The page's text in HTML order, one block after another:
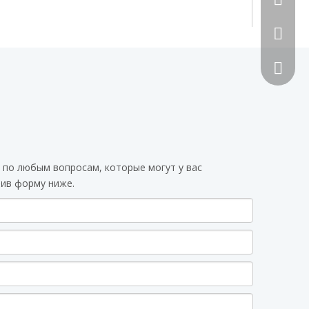
любым вопросам, которые могут у вас
форму ниже.